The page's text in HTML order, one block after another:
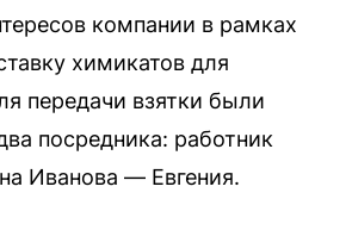
компании в рамках
химикатов для
передачи взятки были
посредника: работник
Иванова — Евгения.